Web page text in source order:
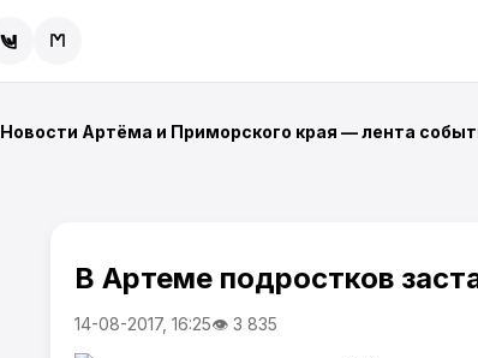
Новости Артёма и Приморского края — лента
В Артеме подростков
14-08-2017, 16:25👁 3 835